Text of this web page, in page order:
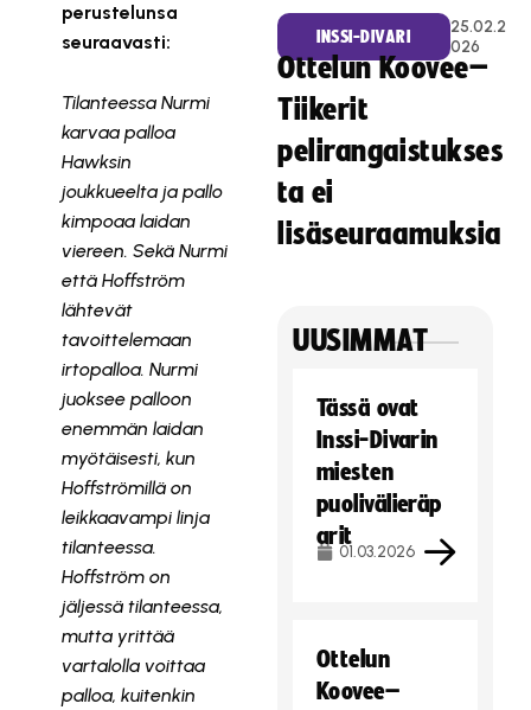
perustelunsa
seuraavasti:
Tilanteessa Nurmi
karvaa palloa
Hawksin
joukkueelta ja pallo
kimpoaa laidan
viereen. Sekä Nurmi
että Hoffström
lähtevät
tavoittelemaan
irtopalloa. Nurmi
juoksee palloon
enemmän laidan
myötäisesti, kun
Hoffströmillä on
leikkaavampi linja
tilanteessa.
Hoffström on
jäljessä tilanteessa,
mutta yrittää
vartalolla voittaa
palloa, kuitenkin
INSSI-DIVARI
25.02.2
026
Ottelun Koovee–
Tiikerit
pelirangaistukses
ta ei
lisäseuraamuksia
UUSIMMAT
Tässä ovat
Inssi-Divarin
miesten
puolivälieräp
arit
01.03.2026
Ottelun
Koovee–